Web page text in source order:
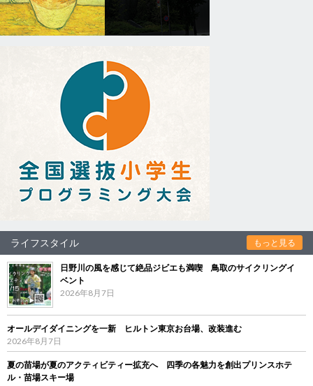
ライフスタイル もっと見る
日野川の風を感じて絶品ジビエも満喫 鳥取のサイクリングイ
ベント
2026年8月7日
オールデイダイニングを一新 ヒルトン東京お台場、改装進む
2026年8月7日
夏の苗場が夏のアクティビティー拡充へ 四季の各魅力を創出プリンスホテ
ル・苗場スキー場